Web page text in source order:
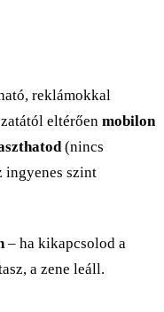
reklámokkal
eltérően mobilon
(nincs
ingyenes szint
– ha kikapcsolod a
a zene leáll.